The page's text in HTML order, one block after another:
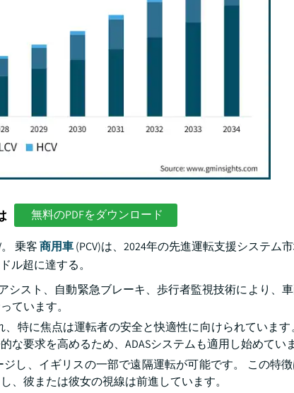
無料のPDFをダウンロード
乗客商用車 (PCV)は、2024年の先進運転支援システム
ル超に達する。
シスト、自動緊急ブレーキ、歩行者監視技術により、
ています。
特に焦点は運転者の安全と快適性に向けられています
要求を高めるため、ADASシステムも適用し始めていま
し、イギリスの一部で遠隔運転が可能です。 この特
、彼または彼女の視線は前進しています。